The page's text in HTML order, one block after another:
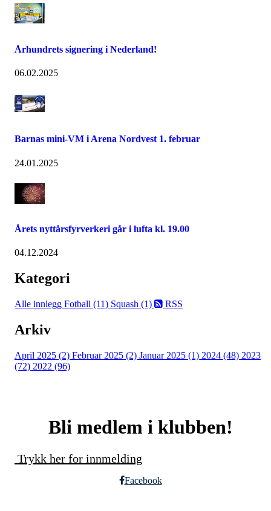
Århundrets signering i Nederland!
06.02.2025
Barnas mini-VM i Arena Nordvest 1. februar
24.01.2025
Årets nyttårsfyrverkeri går i lufta kl. 19.00
04.12.2024
Kategori
Alle innlegg Fotball (11) Squash (1) RSS
Arkiv
April 2025 (2) Februar 2025 (2) Januar 2025 (1) 2024 (48) 2023
(72) 2022 (96)
Bli medlem i klubben!
Trykk her for innmelding
Facebook